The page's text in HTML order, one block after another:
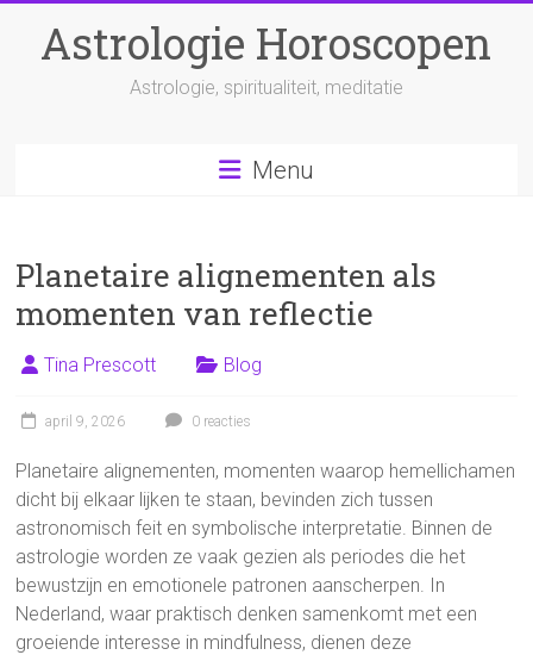
inhoudAstrologie Horoscopen
Astrologie, spiritualiteit, meditatie
Menu
Planetaire alignementen als
momenten van reflectie
Tina Prescott Blog
april 9, 2026 0 reacties
Planetaire alignementen, momenten waarop hemellichamen
dicht bij elkaar lijken te staan, bevinden zich tussen
astronomisch feit en symbolische interpretatie. Binnen de
astrologie worden ze vaak gezien als periodes die het
bewustzijn en emotionele patronen aanscherpen. In
Nederland, waar praktisch denken samenkomt met een
groeiende interesse in mindfulness, dienen deze